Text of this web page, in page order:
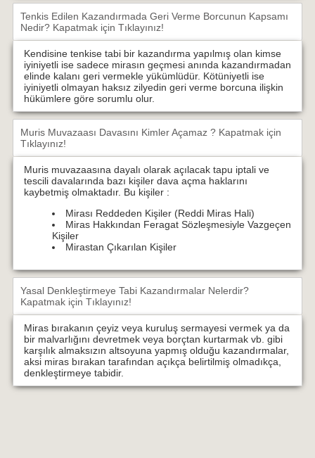
Tenkis Edilen Kazandırmada Geri Verme Borcunun Kapsamı
Nedir? Kapatmak için Tıklayınız!
Kendisine tenkise tabi bir kazandırma yapılmış olan kimse
iyiniyetli ise sadece mirasın geçmesi anında kazandırmadan
elinde kalanı geri vermekle yükümlüdür. Kötüniyetli ise
iyiniyetli olmayan haksız zilyedin geri verme borcuna ilişkin
hükümlere göre sorumlu olur.
Muris Muvazaası Davasını Kimler Açamaz ? Kapatmak için
Tıklayınız!
Muris muvazaasına dayalı olarak açılacak tapu iptali ve
tescili davalarında bazı kişiler dava açma haklarını
kaybetmiş olmaktadır. Bu kişiler :
Mirası Reddeden Kişiler (Reddi Miras Hali)
Miras Hakkından Feragat Sözleşmesiyle Vazgeçen
Kişiler
Mirastan Çıkarılan Kişiler
Yasal Denkleştirmeye Tabi Kazandırmalar Nelerdir?
Kapatmak için Tıklayınız!
Miras bırakanın çeyiz veya kuruluş sermayesi vermek ya da
bir malvarlığını devretmek veya borçtan kurtarmak vb. gibi
karşılık almaksızın altsoyuna yapmış olduğu kazandırmalar,
aksi miras bırakan tarafından açıkça belirtilmiş olmadıkça,
denkleştirmeye tabidir.